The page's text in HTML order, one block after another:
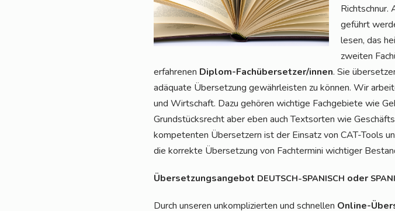
ge­führt
le­sen, das
zwei­ten
erfah­re­nen Diplom-Fach­über­set­zer/in­nen. Sie
adäqua­te Über­set­zung gewähr­leis­ten zu kön­nen. Wir
und Wirt­schaft. Dazu gehö­ren wich­ti­ge Fach­ge­bie­te wie
Grund­stücks­recht aber eben auch Text­sor­ten wie
kom­pe­ten­ten Über­set­zern ist der Ein­satz von CAT-Tools
die kor­rek­te Über­set­zung von Fach­ter­mi­ni wich­ti­ger
Über­set­zungs­an­ge­bot DEUTSCH-SPANISCH oder
Durch unse­ren unkom­pli­zier­ten und schnel­len Online-